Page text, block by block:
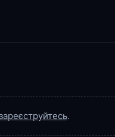
.